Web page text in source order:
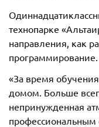
технопарке
направления, как
программирование.
«За время
домом. Больше
непринужденная